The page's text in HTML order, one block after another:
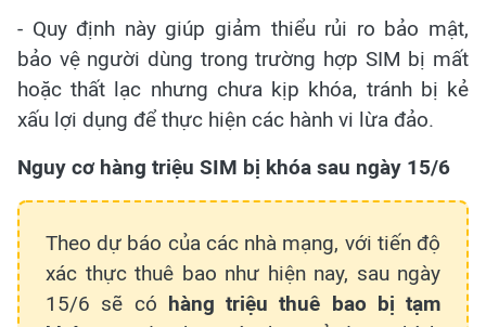
- Quy định này giúp giảm thiểu rủi ro bảo mật,
bảo vệ người dùng trong trường hợp SIM bị mất
hoặc thất lạc nhưng chưa kịp khóa, tránh bị kẻ
xấu lợi dụng để thực hiện các hành vi lừa đảo.
Nguy cơ hàng triệu SIM bị khóa sau ngày 15/6
Theo dự báo của các nhà mạng, với tiến độ
xác thực thuê bao như hiện nay, sau ngày
15/6 sẽ có hàng triệu thuê bao bị tạm